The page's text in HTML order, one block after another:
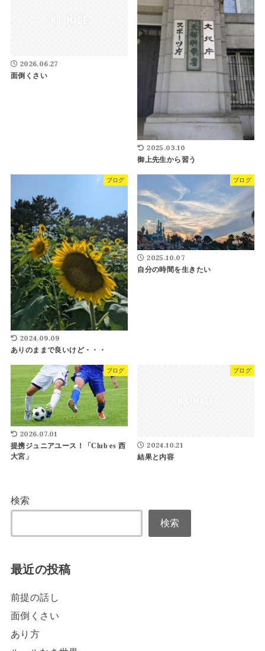
2026.06.27
面倒くさい
2025.03.10
御上先生から習う
ブログ
2024.09.09
ありのままで良いけど・・・
ブログ
2025.10.07
自分の時間を生きたい
ブログ
2026.07.01
提携ジュニアユース！「Club es 西
大宮」
ブログ
2024.10.21
結果と内容
検索
検索
最近の投稿
前提の話し
面倒くさい
あり方